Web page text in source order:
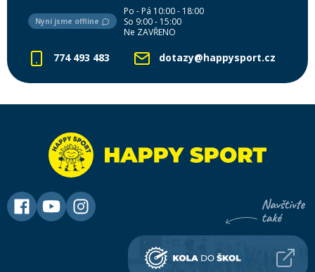
Nyní jsme offline
Po - Pá 10:00 - 18:00
So 9:00 - 15:00
Ne ZAVŘENO
774 493 483 dotazy@happysport.cz